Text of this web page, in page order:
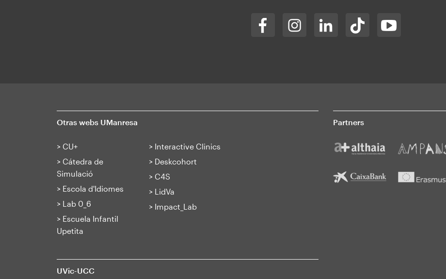
Otras webs UManresa
> CU+
> Cátedra de
Simulació
> Escola d'Idiomes
> Lab 0_6
> Escuela Infantil
Upetita
> Interactive Clinics
> Deskcohort
> C4S
> LidVa
> Impact_Lab
Partners
UVic-UCC